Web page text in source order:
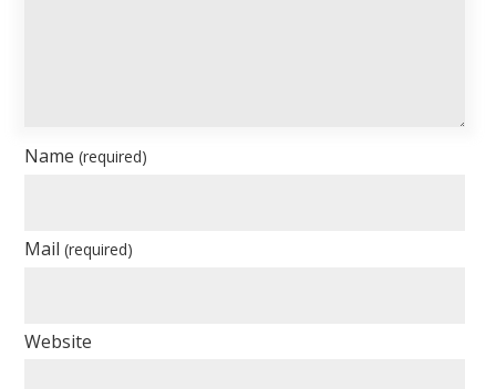
Name(required)
Mail(required)
Website